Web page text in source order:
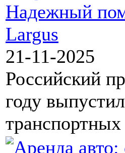
Надежный
Largus
21-11-2025
Российский
году